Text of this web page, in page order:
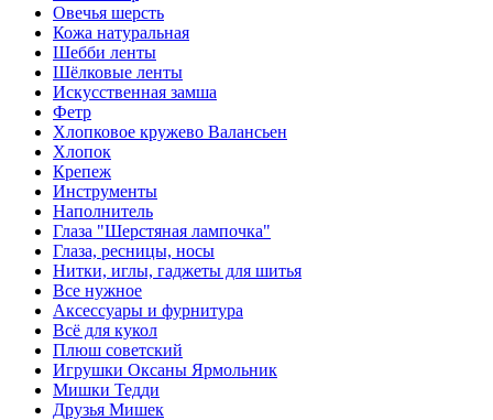
Овечья шерсть
Кожа натуральная
Шебби ленты
Шёлковые ленты
Искусственная замша
Фетр
Хлопковое кружево Валансьен
Хлопок
Крепеж
Инструменты
Наполнитель
Глаза "Шерстяная лампочка"
Глаза, ресницы, носы
Нитки, иглы, гаджеты для шитья
Все нужное
Аксессуары и фурнитура
Всё для кукол
Плюш советский
Игрушки Оксаны Ярмольник
Мишки Тедди
Друзья Мишек